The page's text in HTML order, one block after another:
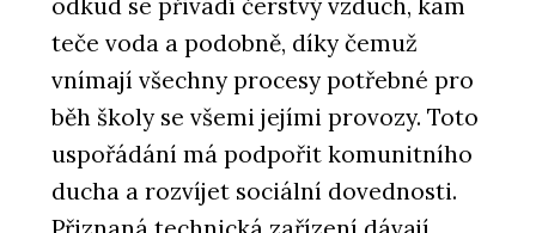
teče voda a podobně, díky čemuž
vnímají všechny procesy potřebné pro
běh školy se všemi jejími provozy. Toto
uspořádání má podpořit komunitního
ducha a rozvíjet sociální dovednosti.